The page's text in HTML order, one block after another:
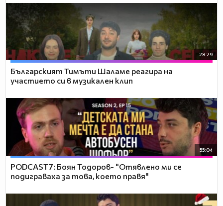
28:29
Българският Тимъти Шаламе реагира на
участието си в музикален клип
55:04
PODCAST7: ‪Боян Тодоров- "Отявлено ми се
подиграваха за това, което правя"